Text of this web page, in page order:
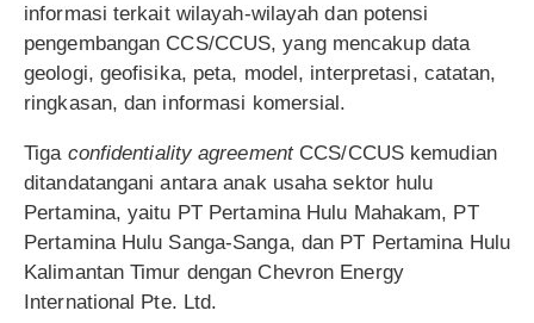
informasi terkait wilayah-wilayah dan potensi
pengembangan CCS/CCUS, yang mencakup data
geologi, geofisika, peta, model, interpretasi, catatan,
ringkasan, dan informasi komersial.
Tiga confidentiality agreementCCS/CCUS kemudian
ditandatangani antara anak usaha sektor hulu
Pertamina, yaitu PT Pertamina Hulu Mahakam, PT
Pertamina Hulu Sanga-Sanga, dan PT Pertamina Hulu
Kalimantan Timur dengan Chevron Energy
International Pte. Ltd.